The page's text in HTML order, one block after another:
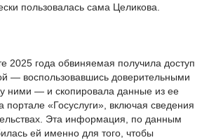
пользовалась сама Целикова.
2025 года обвиняемая получила доступ
— воспользовавшись доверительными
ними — и скопировала данные из ее
портале «Госуслуги», включая сведения
Эта информация, по данным
ей именно для того, чтобы